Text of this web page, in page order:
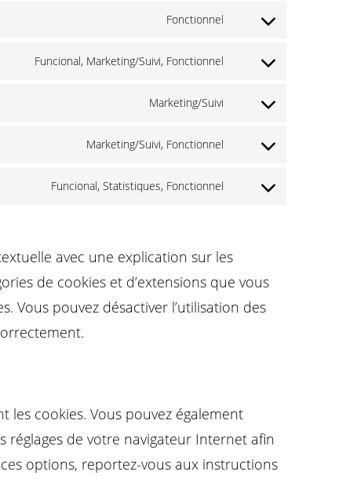
gdpr-
consent
google-
Fonctionnel
Consent
wpml
Funcional, Marketing/Suivi, Fonctionnel
Consent
facebook
Marketing/Suivi
Consent
google-
Marketing/Suivi, Fonctionnel
Consent
Funcional, Statistiques, Fonctionnel
Consent
avec une explication sur les
de cookies et d’extensions que vous
Vous pouvez désactiver l’utilisation des
cookies. Vous pouvez également
de votre navigateur Internet afin
options, reportez-vous aux instructions